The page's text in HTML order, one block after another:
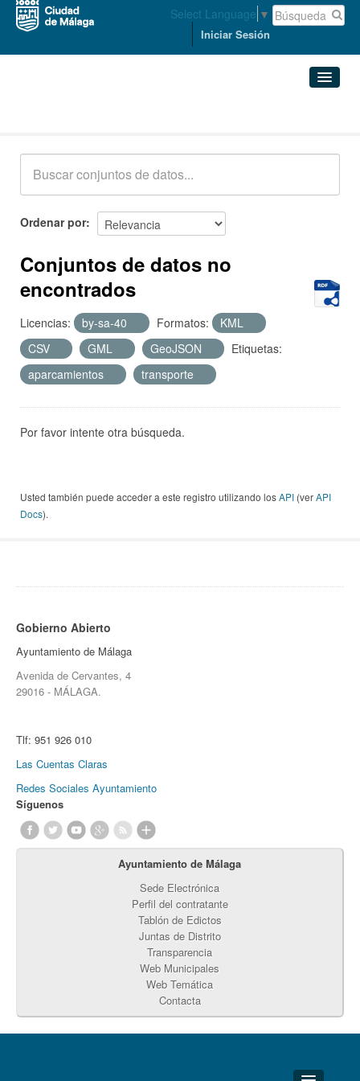
Select Language ▼
Iniciar Sesión
Acerca de
Ordenar por
Conjuntos de datos no
encontrados
Licencias: by-sa-40 Formatos:
KML
CSV
GML GeoJSON
Etiquetas:
aparcamientos
transporte
Por favor intente otra búsqueda.
Usted también puede acceder a este registro utilizando losAPI (verAPI
Docs).
Gobierno Abierto
Ayuntamiento de Málaga
Avenida de Cervantes, 4
29016 - MÁLAGA.
Tlf: 951 926 010
Las Cuentas Claras
Redes Sociales Ayuntamiento
Síguenos
Ayuntamiento de Málaga
Sede Electrónica
Perfil del contratante
Tablón de Edictos
Juntas de Distrito
Transparencia
Web Municipales
Web Temática
Contacta